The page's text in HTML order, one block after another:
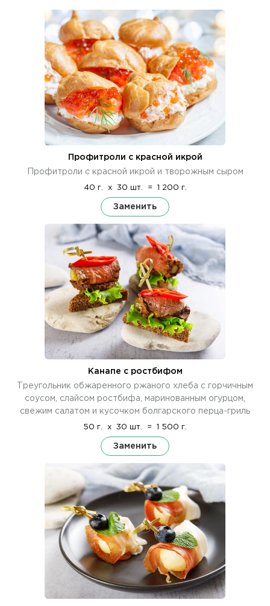
Профитроли с красной икрой
Профитроли с красной икрой и творожным сыром
40 г. x 30 шт. = 1 200 г.
Заменить
Канапе с ростбифом
Треугольник обжаренного ржаного хлеба с горчичным
соусом, слайсом ростбифа, маринованным огурцом,
свежим салатом и кусочком болгарского перца-гриль
50 г. x 30 шт. = 1 500 г.
Заменить